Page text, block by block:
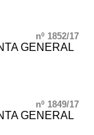
nº 1852/17
GENERAL
nº 1849/17
GENERAL